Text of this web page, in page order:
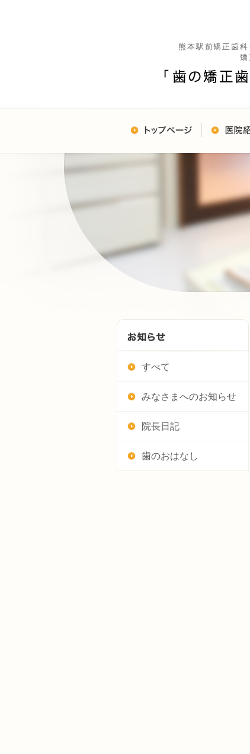
熊本駅前矯正歯
すべて
みなさまへのお知らせ
院長日記
歯のおはなし